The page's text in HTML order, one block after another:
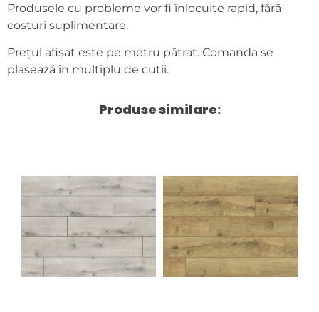
Produsele cu probleme vor fi înlocuite rapid, fără
costuri suplimentare.
Prețul afișat este pe metru pătrat. Comanda se
plasează în multiplu de cutii.
Produse similare: